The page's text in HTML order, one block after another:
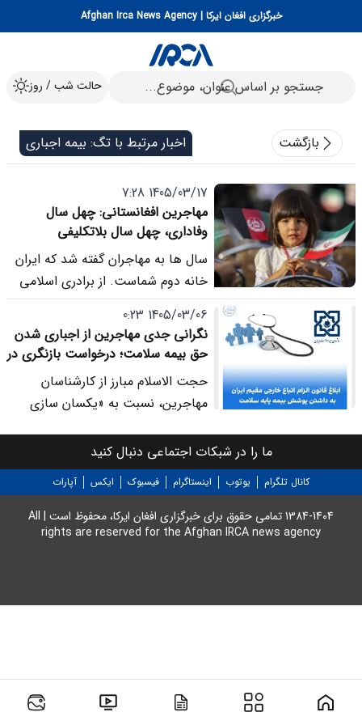
خبرگزاری افغان ایرکا | Afghan Irca News Agency
حالت شب / روز
بازگشت اخبار مرتبط با تگ: بیمه اجباری
1405/03/17 7:28
مهاجرین افغانستانی: چهل سال
وفاداری، چهل سال بلاتکلیفی
سال ها به مهاجران گفته شد که ایران
خانه دوم شماست. از برادری اسلامی
گفته شد، از اشتراکات فرهنگی گفته
شد و از میزبانی چند ده ساله جمهوری
اسلامی سخن به میان آمد. اما امروز
بسیاری از مهاجران افغانستانی
احساس می کنند فاصله میان این شعار
ها و واقعیت زندگی روزمره آنان هر روز
بیشتر می شود.
1405/03/06 0:23
نگرانی جدی مهاجرین از اجباری شدن
حق بیمه سلامت؛ درخواست بازنگری در
مصوبه دولت
حجت الاسلام مبارز از کارشناسان
مهاجرین، نسبت به «یکسان سازی
ریالی برای همه مهاجران هشدار داد و
خواستار طبقه بندی اقتصادی، پوشش
سرپایی و دارویی، و معافیت اقشار
آسیب پذیر شد.
ما را در شبکات اجتماعی دنبال کنید
کانال تلگرام یوتوب اینستاگرام فیسبوک ایکس آپارات
1384-1404 تمامی حقوق برای خبرگزاری افغان ایرکا، محفوظ است | All
rights are reserved for the Afghan IRCA news agency